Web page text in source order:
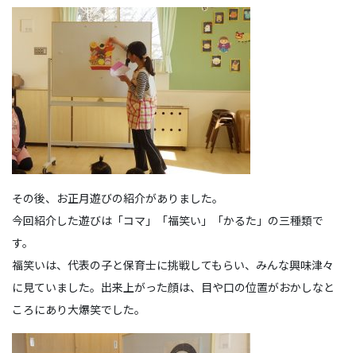
その後、お正月遊びの紹介がありました。
今回紹介した遊びは「コマ」「福笑い」「かるた」の三種類で
す。
福笑いは、代表の子と保育士に挑戦してもらい、みんな興味津々
に見ていました。出来上がった顔は、目や口の位置がおかしなと
ころにあり大爆笑でした。